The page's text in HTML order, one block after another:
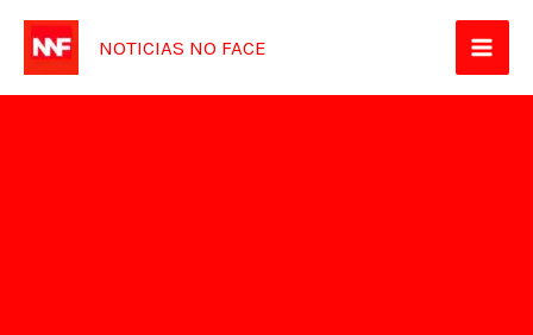
para
NOTICIAS NO FACE